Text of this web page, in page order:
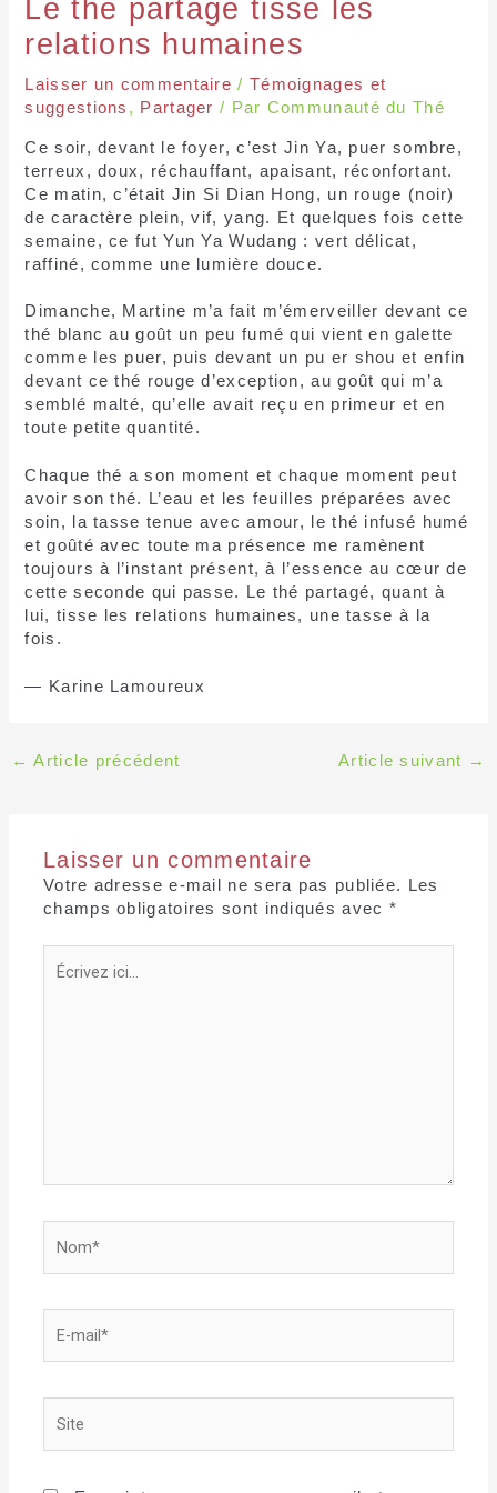
Le thé partagé tisse les
relations humaines
Laisser un commentaire / Témoignages et
suggestions , Partager / Par Communauté du Thé
Ce soir, devant le foyer, c’est Jin Ya, puer sombre,
terreux, doux, réchauffant, apaisant, réconfortant.
Ce matin, c’était Jin Si Dian Hong, un rouge (noir)
de caractère plein, vif, yang. Et quelques fois cette
semaine, ce fut Yun Ya Wudang : vert délicat,
raffiné, comme une lumière douce.
Dimanche, Martine m’a fait m’émerveiller devant ce
thé blanc au goût un peu fumé qui vient en galette
comme les puer, puis devant un pu er shou et enfin
devant ce thé rouge d’exception, au goût qui m’a
semblé malté, qu’elle avait reçu en primeur et en
toute petite quantité.
Chaque thé a son moment et chaque moment peut
avoir son thé. L’eau et les feuilles préparées avec
soin, la tasse tenue avec amour, le thé infusé humé
et goûté avec toute ma présence me ramènent
toujours à l’instant présent, à l’essence au cœur de
cette seconde qui passe. Le thé partagé, quant à
lui, tisse les relations humaines, une tasse à la
fois.
— Karine Lamoureux
← Article précédent Article suivant →
Laisser un commentaire
Votre adresse e-mail ne sera pas publiée.
Les
champs obligatoires sont indiqués avec *
ici…
mail*